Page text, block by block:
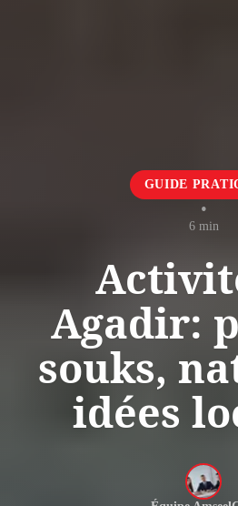
GUIDE
•
6 min
Agadir:
souks,
idées